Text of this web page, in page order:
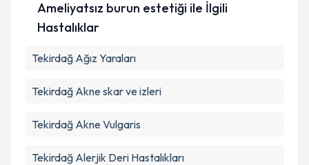
Ameliyatsız burun estetiği ile İlgili
Hastalıklar
Tekirdağ Ağız Yaraları
Tekirdağ Akne skar ve izleri
Tekirdağ Akne Vulgaris
Tekirdağ Alerjik Deri Hastalıkları